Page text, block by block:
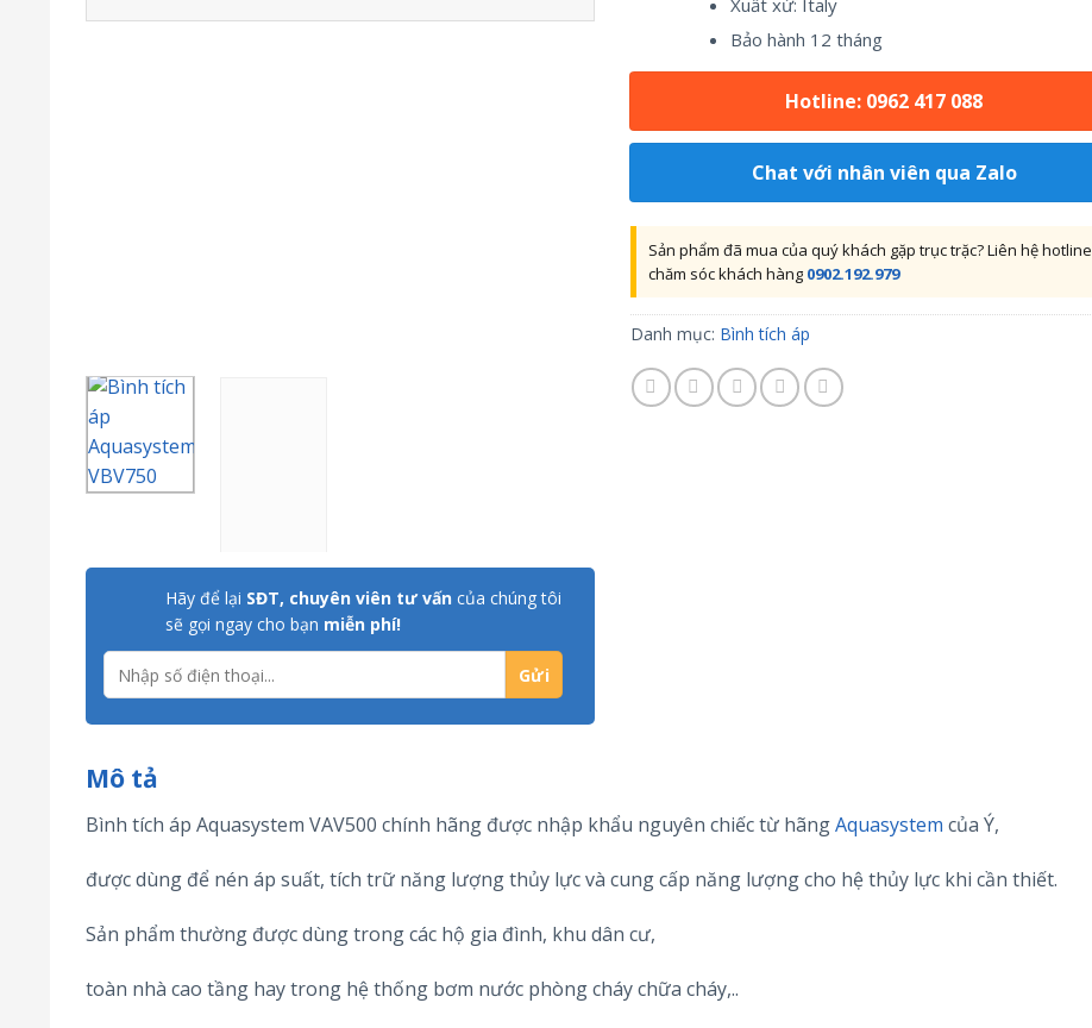
Hãy để lại SĐT, chuyên viên tư vấn của chúng tôi
sẽ gọi ngay cho bạn miễn phí!
Bảo hành 12 tháng
Hotline: 0962 417 088
Chat với nhân viên qua Zalo
Sản phẩm đã mua của quý khách gặp trục trặc? Liên hệ hotline
chăm sóc khách hàng 0902.192.979
Danh mục: Bình tích áp
Mô tả
Bình tích áp Aquasystem VAV500 chính hãng được nhập khẩu nguyên chiếc từ hãngAquasystem của Ý,
được dùng để nén áp suất, tích trữ năng lượng thủy lực và cung cấp năng lượng cho hệ thủy lực khi cần thiết.
Sản phẩm thường được dùng trong các hộ gia đình, khu dân cư,
toàn nhà cao tầng hay trong hệ thống bơm nước phòng cháy chữa cháy,..